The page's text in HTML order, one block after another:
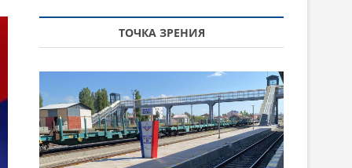
ТОЧКА ЗРЕНИЯ